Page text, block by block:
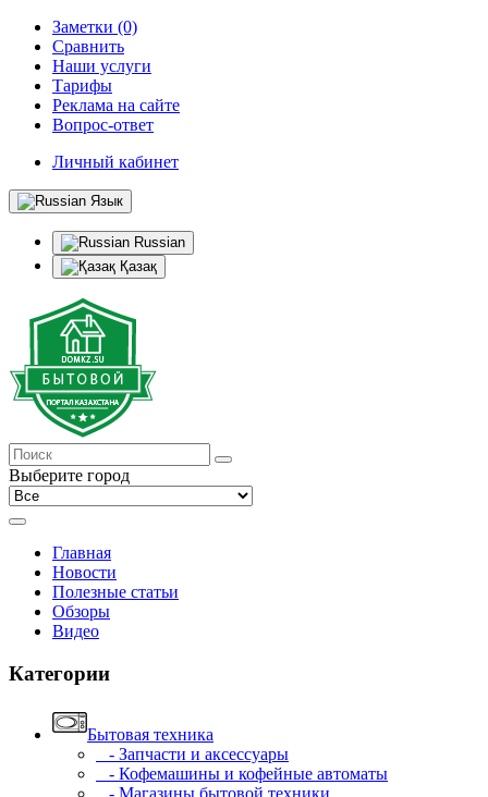
Заметки (0)
Сравнить
Наши услуги
Тарифы
Реклама на сайте
Вопрос-ответ
Личный кабинет
Язык
Russian
Қазақ
Выберите город
Главная
Новости
Полезные статьи
Обзоры
Видео
Категории
Бытовая техника
- Запчасти и аксессуары
- Кофемашины и кофейные автоматы